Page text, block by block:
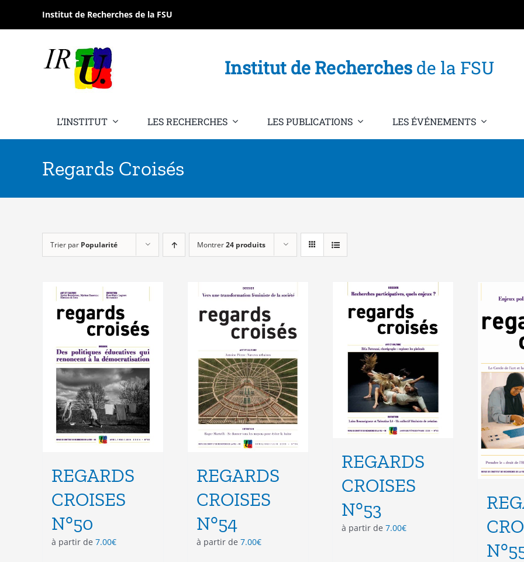
contenu
Institut de Recherches de la FSU
Institut de Recherchesde la FSU
L’INSTITUT LES RECHERCHES LES PUBLICATIONS LES ÉVÉNEMENTS
Regards Croisés
Trier par Popularité Montrer24 produits
REGARDS
CROISES
N°50
à partir de 7.00€
REGARDS
CROISES
N°54
à partir de 7.00€
REGARDS
CROISES
N°53
à partir de 7.00€